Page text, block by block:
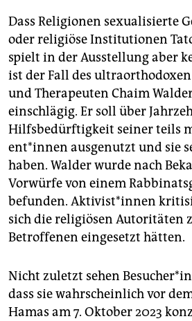
Dass Religionen sexualisierte
oder religiöse Institutionen
spielt in der Ausstellung aber
ist der Fall des
und Therapeuten Chaim
einschlägig. Er soll über
Hilfsbedürftigkeit seiner teils
en­t*in­nen ausgenutzt und sie
haben. Walder wurde nach
Vorwürfe von einem
befunden. Ak­ti­vis­t*in­nen
sich die religiösen Autoritäten
Betroffenen eingesetzt hätten.
Nicht zuletzt sehen
dass sie wahrscheinlich vor
Hamas am 7. Oktober 2023